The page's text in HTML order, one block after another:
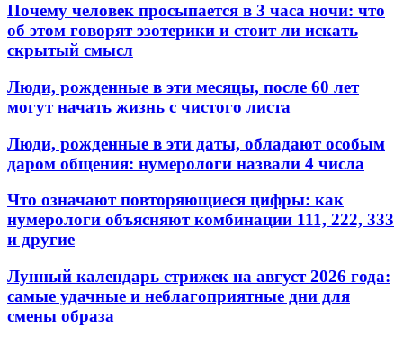
Почему человек просыпается в 3 часа ночи: что
об этом говорят эзотерики и стоит ли искать
скрытый смысл
Люди, рожденные в эти месяцы, после 60 лет
могут начать жизнь с чистого листа
Люди, рожденные в эти даты, обладают особым
даром общения: нумерологи назвали 4 числа
Что означают повторяющиеся цифры: как
нумерологи объясняют комбинации 111, 222, 333
и другие
Лунный календарь стрижек на август 2026 года:
самые удачные и неблагоприятные дни для
смены образа